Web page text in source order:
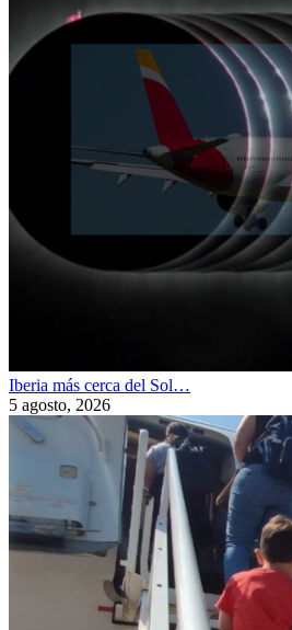
Iberia más cerca del Sol…
5 agosto, 2026